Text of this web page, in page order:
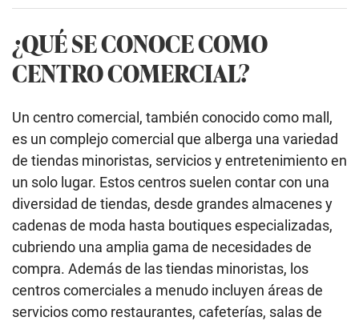
¿QUÉ SE CONOCE COMO
CENTRO COMERCIAL?
Un centro comercial, también conocido como mall,
es un complejo comercial que alberga una variedad
de tiendas minoristas, servicios y entretenimiento en
un solo lugar. Estos centros suelen contar con una
diversidad de tiendas, desde grandes almacenes y
cadenas de moda hasta boutiques especializadas,
cubriendo una amplia gama de necesidades de
compra. Además de las tiendas minoristas, los
centros comerciales a menudo incluyen áreas de
servicios como restaurantes, cafeterías, salas de